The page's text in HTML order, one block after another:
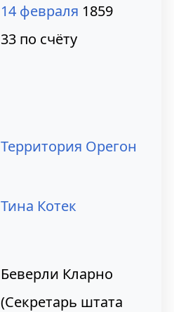
14 февраля 1859
33 по счёту
Территория Орегон
Тина Котек
Беверли Кларно
(Секретарь штата